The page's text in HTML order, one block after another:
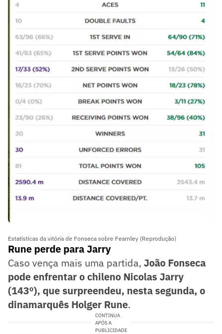
Estatísticas da vitória de Fonseca sobre Fearnley (Reprodução)
Rune perde para Jarry
Caso vença mais uma partida, João Fonseca
pode enfrentar o chileno Nicolas Jarry
(143º), que surpreendeu, nesta segunda, o
dinamarquês Holger Rune.
CONTINUA
APÓS A
PUBLICIDADE